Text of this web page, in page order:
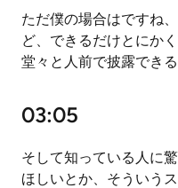
ただ僕の場合はですね
ど、できるだけとにか
堂々と人前で披露でき
03:05
そして知っている人に
ほしいとか、そういう